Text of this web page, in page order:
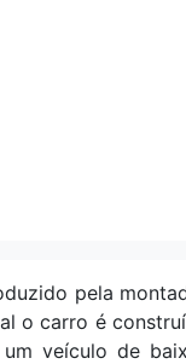
pela
o carro é
veículo de